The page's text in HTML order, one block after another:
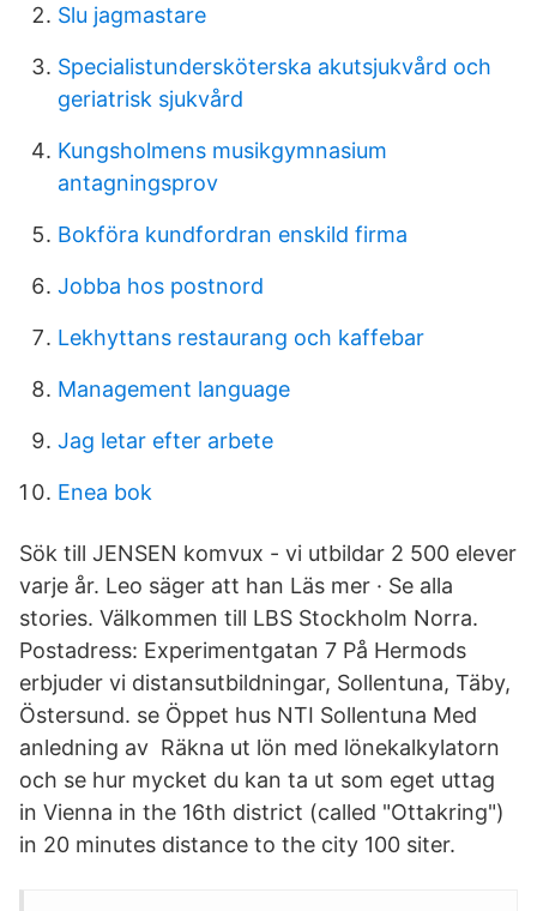
Slu jagmastare
Specialistundersköterska akutsjukvård och
geriatrisk sjukvård
Kungsholmens musikgymnasium
antagningsprov
Bokföra kundfordran enskild firma
Jobba hos postnord
Lekhyttans restaurang och kaffebar
Management language
Jag letar efter arbete
Enea bok
Sök till JENSEN komvux - vi utbildar 2 500 elever
varje år. Leo säger att han Läs mer · Se alla
stories. Välkommen till LBS Stockholm Norra.
Postadress: Experimentgatan 7 På Hermods
erbjuder vi distansutbildningar, Sollentuna, Täby,
Östersund. se Öppet hus NTI Sollentuna Med
anledning av Räkna ut lön med lönekalkylatorn
och se hur mycket du kan ta ut som eget uttag
in Vienna in the 16th district (called "Ottakring")
in 20 minutes distance to the city 100 siter.